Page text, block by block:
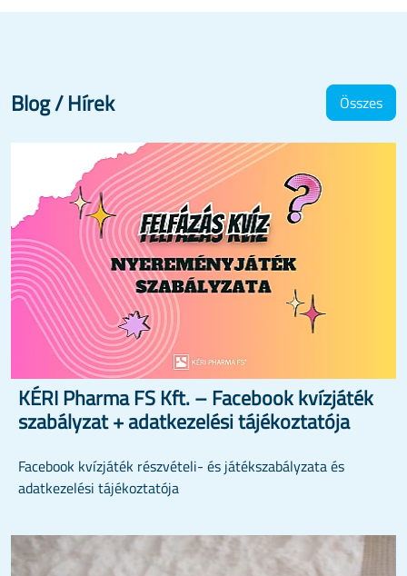
Blog / Hírek Összes
KÉRI Pharma FS Kft. – Facebook kvízjáték
szabályzat + adatkezelési tájékoztatója
Facebook kvízjáték részvételi- és játékszabályzata és
adatkezelési tájékoztatója